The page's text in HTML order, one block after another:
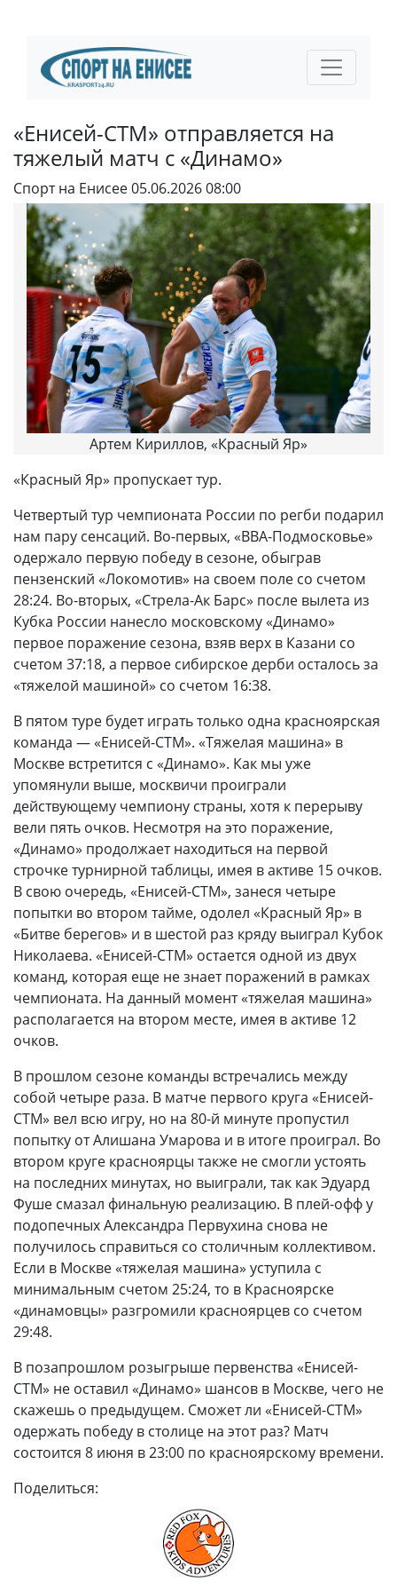
«Енисей-СТМ» отправляется на
тяжелый матч с «Динамо»
Спорт на Енисее05.06.2026 08:00
Артем Кириллов, «Красный Яр»
«Красный Яр» пропускает тур.
Четвертый тур чемпионата России по регби подарил
нам пару сенсаций. Во-первых, «ВВА-Подмосковье»
одержало первую победу в сезоне, обыграв
пензенский «Локомотив» на своем поле со счетом
28:24. Во-вторых, «Стрела-Ак Барс» после вылета из
Кубка России нанесло московскому «Динамо»
первое поражение сезона, взяв верх в Казани со
счетом 37:18, а первое сибирское дерби осталось за
«тяжелой машиной» со счетом 16:38.
В пятом туре будет играть только одна красноярская
команда — «Енисей-СТМ». «Тяжелая машина» в
Москве встретится с «Динамо». Как мы уже
упомянули выше, москвичи проиграли
действующему чемпиону страны, хотя к перерыву
вели пять очков. Несмотря на это поражение,
«Динамо» продолжает находиться на первой
строчке турнирной таблицы, имея в активе 15 очков.
В свою очередь, «Енисей-СТМ», занеся четыре
попытки во втором тайме, одолел «Красный Яр» в
«Битве берегов» и в шестой раз кряду выиграл Кубок
Николаева. «Енисей-СТМ» остается одной из двух
команд, которая еще не знает поражений в рамках
чемпионата. На данный момент «тяжелая машина»
располагается на втором месте, имея в активе 12
очков.
В прошлом сезоне команды встречались между
собой четыре раза. В матче первого круга «Енисей-
СТМ» вел всю игру, но на 80-й минуте пропустил
попытку от Алишана Умарова и в итоге проиграл. Во
втором круге красноярцы также не смогли устоять
на последних минутах, но выиграли, так как Эдуард
Фуше смазал финальную реализацию. В плей-офф у
подопечных Александра Первухина снова не
получилось справиться со столичным коллективом.
Если в Москве «тяжелая машина» уступила с
минимальным счетом 25:24, то в Красноярске
«динамовцы» разгромили красноярцев со счетом
29:48.
В позапрошлом розыгрыше первенства «Енисей-
СТМ» не оставил «Динамо» шансов в Москве, чего не
скажешь о предыдущем. Сможет ли «Енисей-СТМ»
одержать победу в столице на этот раз? Матч
состоится 8 июня в 23:00 по красноярскому времени.
Поделиться: